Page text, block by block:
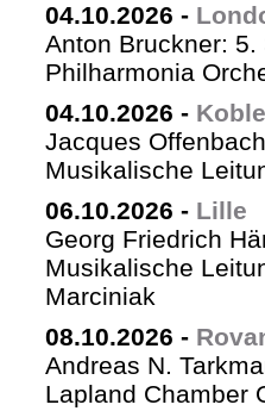
04.10.2026 -
Anton Bruckner: 5.
Philharmonia
04.10.2026 -
Jacques
Musikalische
06.10.2026 - Lille
Georg Friedrich
Musikalische
Marciniak
08.10.2026 -
Andreas N.
Lapland Chamber